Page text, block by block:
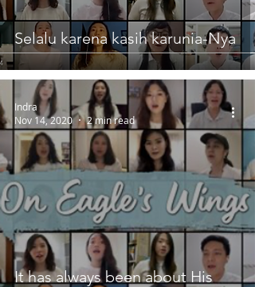
Selalu karena kasih karunia-Nya
It has always been about His
Indra
Nov 14, 2020
2 min read